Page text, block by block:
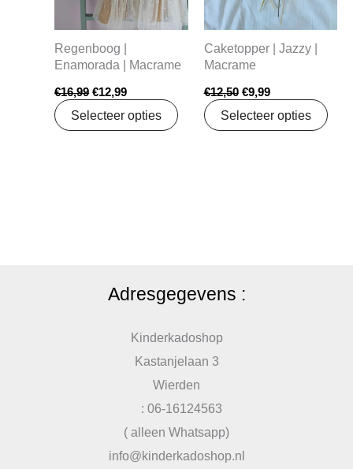
Regenboog |
Enamorada | Macrame
€16,99 €12,99
Selecteer opties
Caketopper | Jazzy |
Macrame
€12,50 €9,99
Selecteer opties
Adresgegevens :
Kinderkadoshop
Kastanjelaan 3
Wierden
: 06-16124563
( alleen Whatsapp)
info@kinderkadoshop.nl